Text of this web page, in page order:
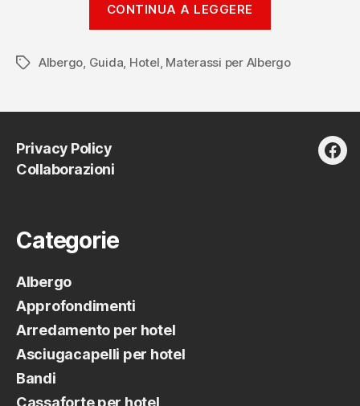
CONTINUA A LEGGERE
del
in
Tag Albergo, Guida, Hotel, Materassi per Albergo
Privacy Policy
Collaborazioni
Categorie
Albergo
Approfondimenti
Arredamento per hotel
Asciugacapelli per hotel
Bandi
Cassaforte per hotel